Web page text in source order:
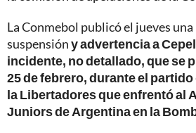
La Conmebol publicó el jueves
suspensióny advertencia a
incidente, no detallado, que se
25 de febrero, durante el partido
la Libertadores que enfrentó al
Juniors de Argentina en la